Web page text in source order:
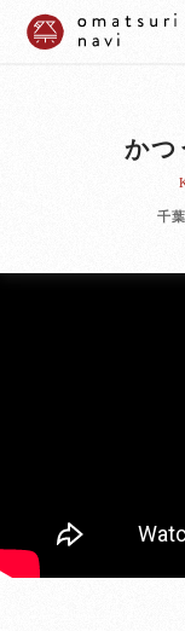
かつ
千葉